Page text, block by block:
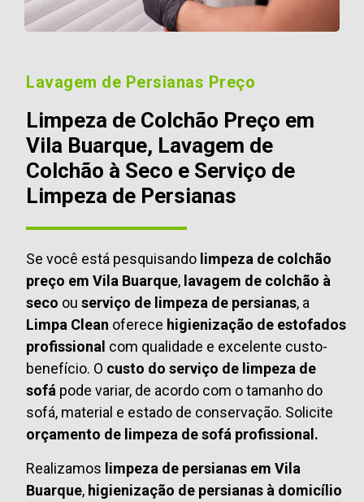
Lavagem de Persianas Preço
Limpeza de Colchão Preço em
Vila Buarque, Lavagem de
Colchão à Seco e Serviço de
Limpeza de Persianas
Se você está pesquisando limpeza de colchão
preço em Vila Buarque, lavagem de colchão à
seco ou serviço de limpeza de persianas, a
Limpa Clean oferece higienização de estofados
profissional com qualidade e excelente custo-
benefício. O custo do serviço de limpeza de
sofá pode variar, de acordo com o tamanho do
sofá, material e estado de conservação. Solicite
orçamento de limpeza de sofá profissional.
Realizamos limpeza de persianas em Vila
Buarque, higienização de persianas à domicílio